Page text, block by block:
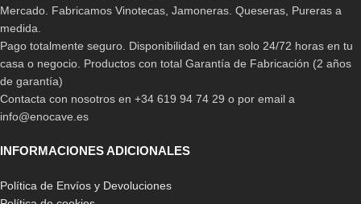
Mercado. Fabricamos Vinotecas, Jamoneras. Queseras, Pureras a
medida.
Pago totalmente seguro. Disponibilidad en tan solo 24/72 horas en tu
casa o negocio. Productos con total Garantía de Fabricación (2 años
de garantía)
Contacta con nosotros en +34 619 94 74 29 o por email a
info@enocave.es
INFORMACIONES ADICIONALES
Política de Envíos y Devoluciones